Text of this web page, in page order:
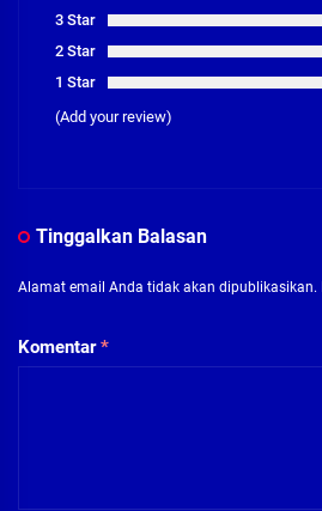
3 Star
2 Star
1 Star
(Add your review)
Tinggalkan Balasan
Alamat email Anda tidak akan dipublikasikan.
Komentar*